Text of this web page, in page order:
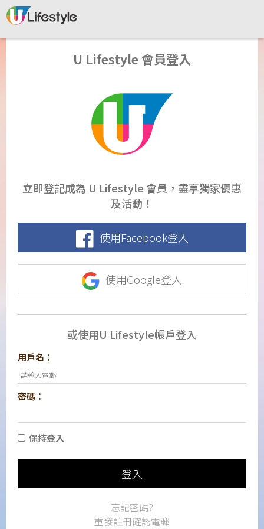
U Lifestyle 會員登入
立即登記成為 U Lifestyle 會員，盡享獨家優惠
及活動！
使用Facebook登入
使用Google登入
或使用U Lifestyle帳戶登入
用戶名：
密碼：
保持登入
登入
忘記密碼?
重發註冊確認電郵